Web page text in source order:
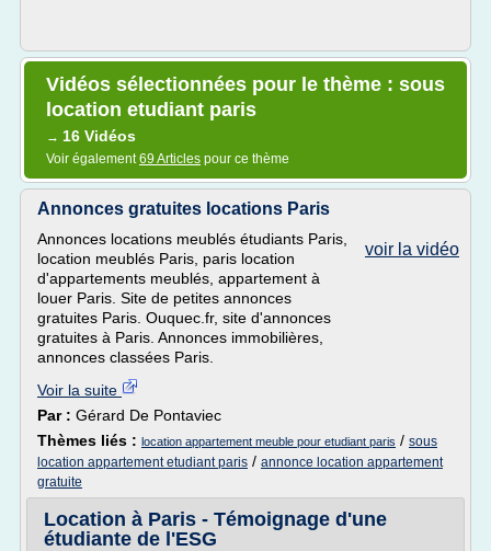
Vidéos sélectionnées pour le thème : sous
location etudiant paris
→ 16 Vidéos
Voir également69 Articles pour ce thème
Annonces gratuites locations Paris
voir la vidéo
Annonces locations meublés étudiants Paris,
location meublés Paris, paris location
d'appartements meublés, appartement à
louer Paris. Site de petites annonces
gratuites Paris. Ouquec.fr, site d'annonces
gratuites à Paris. Annonces immobilières,
annonces classées Paris.
Voir la suite
Par : Gérard De Pontaviec
Thèmes liés : location appartement meuble pour etudiant paris / sous
location appartement etudiant paris / annonce location appartement
gratuite
Location à Paris - Témoignage d'une
étudiante de l'ESG